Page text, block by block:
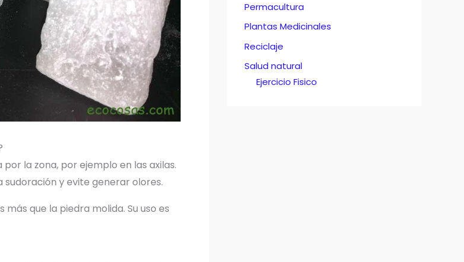
la zona, por ejemplo en las axilas.
y evite generar olores.
que la piedra molida. Su uso es
Permacultura
Plantas Medicinales
Reciclaje
Salud natural
Ejercicio Fisico